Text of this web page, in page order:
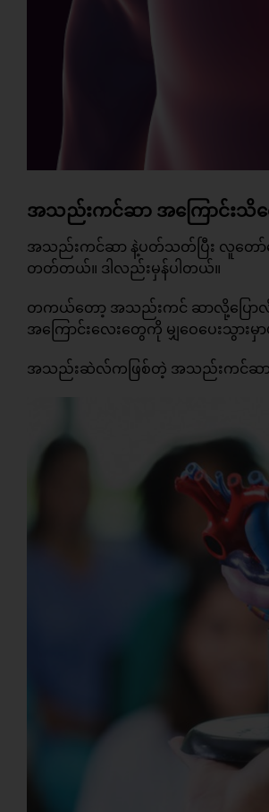
အသည်းကင်ဆာ အကြောင်းသိကေ
အသည်းကင်ဆာ နဲ့ပတ်သတ်ပြီး လူတော်တ
တတ်တယ်။ ဒါလည်းမှန်ပါတယ်။
တကယ်တော့ အသည်းကင် ဆာလို့‌‌ပြောလို
အကြောင်းလေးတွေကို မျှဝေပေးသွားမှာ
အသည်းဆဲလ်ကဖြစ်တဲ့ အသည်းကင်ဆာ